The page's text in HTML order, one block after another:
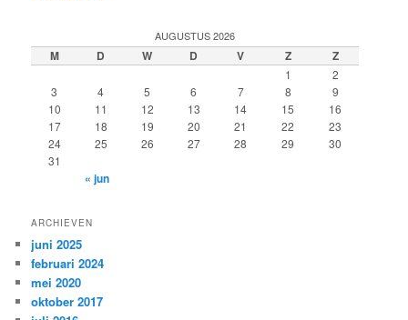
AUGUSTUS 2026
M D W D V Z Z
1
2
3
4 5 6 7 8
9
10
11 12 13 14 15
16
17
18 19 20 21 22
23
24
25 26 27 28 29
30
31
« jun
ARCHIEVEN
juni 2025
februari 2024
mei 2020
oktober 2017